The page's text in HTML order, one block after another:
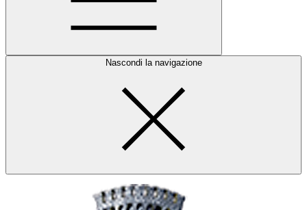
Nascondi la navigazione